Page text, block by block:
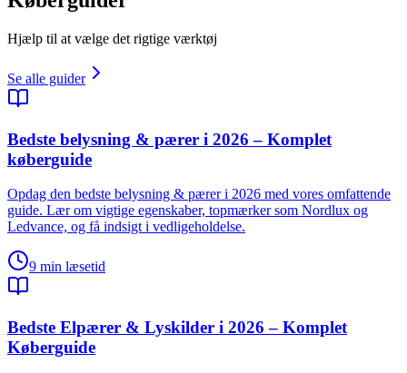
Hjælp til at vælge det rigtige værktøj
Se alle guider
Bedste belysning & pærer i 2026 – Komplet
køberguide
Opdag den bedste belysning & pærer i 2026 med vores omfattende
guide. Lær om vigtige egenskaber, topmærker som Nordlux og
Ledvance, og få indsigt i vedligeholdelse.
9 min læsetid
Bedste Elpærer & Lyskilder i 2026 – Komplet
Køberguide